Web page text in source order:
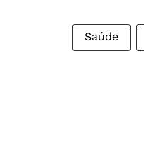
Saúde